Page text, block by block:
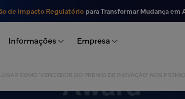
de Impacto Regulatóriopara Transformar Mudança em
Informações Empresa
COMO 'VENCEDOR DO PRÉMIO DE INOVAÇÃO' NOS